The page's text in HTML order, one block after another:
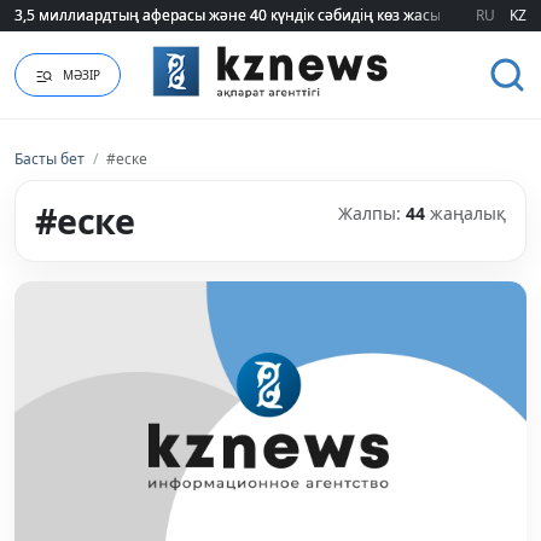
75 мың білім гранты кімдерге бұйырады? RU KZ
МӘЗІР
Басты бет / #еске
#еске Жалпы: 44 жаңалық